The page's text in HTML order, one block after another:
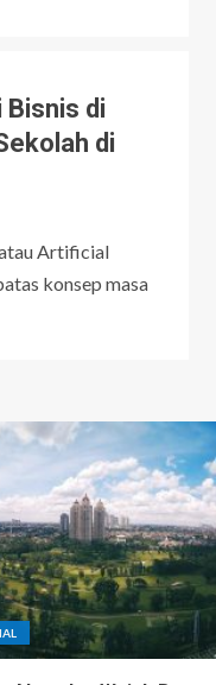
Bisnis di
di
Artificial
konsep masa